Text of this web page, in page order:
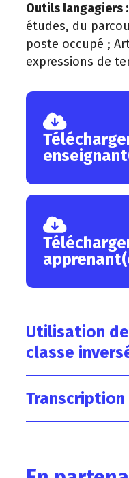
Outils langagiers :
études, du
poste occupé ;
expressions de
Utilisation
classe